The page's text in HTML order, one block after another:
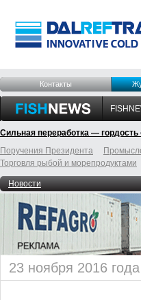
Контакты
Сильная переработка — гордость
Поручения Президента
Торговля рыбой и морепродуктами
Новости
23 ноября 2016 года